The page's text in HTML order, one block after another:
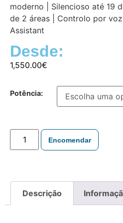
moderno | Silencioso até 19
de 2 áreas | Controlo por
Assistant
Desde:
1,550.00€
Potência:
Encomendar
Descrição